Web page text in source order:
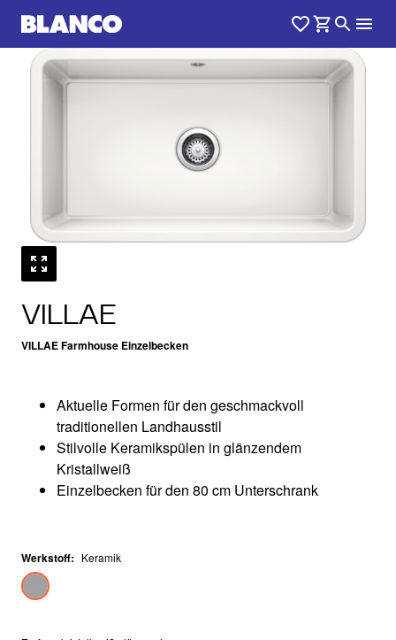
VILLAE
VILLAE Farmhouse Einzelbecken
1 /0
Aktuelle Formen für den geschmackvoll
traditionellen Landhausstil
Stilvolle Keramikspülen in glänzendem
Kristallweiß
Einzelbecken für den 80 cm Unterschrank
Werkstoff: Keramik